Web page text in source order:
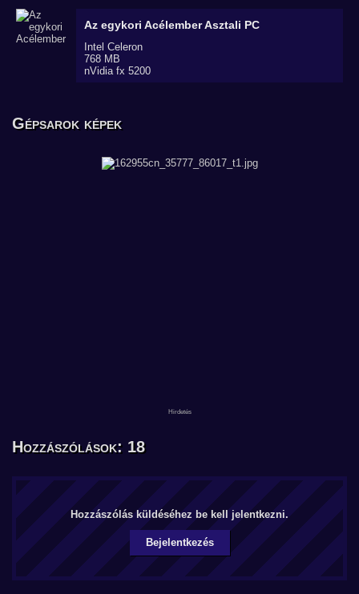
Az egykori AcélemberAsztali PC
Intel Celeron
768 MB
nVidia fx 5200
Gépsarok képek
Hozzászólások: 18
Hozzászólás küldéséhez be kell jelentkezni.
Bejelentkezés